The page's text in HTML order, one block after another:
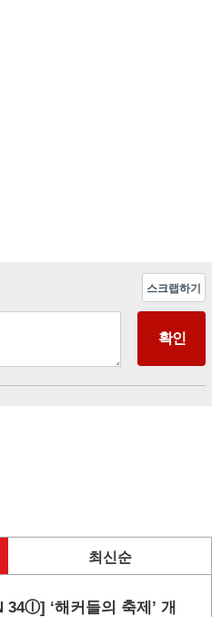
스크랩하기
최신순
34ⓛ] ‘해커들의 축제’ 개